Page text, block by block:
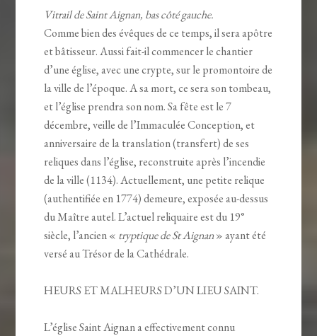
Vitrail de Saint Aignan, bas côté gauche.
Comme bien des évêques de ce temps, il sera apôtre
et bâtisseur. Aussi fait-il commencer le chantier
d’une église, avec une crypte, sur le promontoire de
la ville de l’époque. A sa mort, ce sera son tombeau,
et l’église prendra son nom. Sa fête est le 7
décembre, veille de l’Immaculée Conception, et
anniversaire de la translation (transfert) de ses
reliques dans l’église, reconstruite après l’incendie
de la ville (1134). Actuellement, une petite relique
(authentifiée en 1774) demeure, exposée au-dessus
du Maître autel. L’actuel reliquaire est du 19°
siècle, l’ancien « tryptique de St Aignan» ayant été
versé au Trésor de la Cathédrale.
HEURS ET MALHEURS D’UN LIEU SAINT.
L’église Saint Aignan a effectivement connu